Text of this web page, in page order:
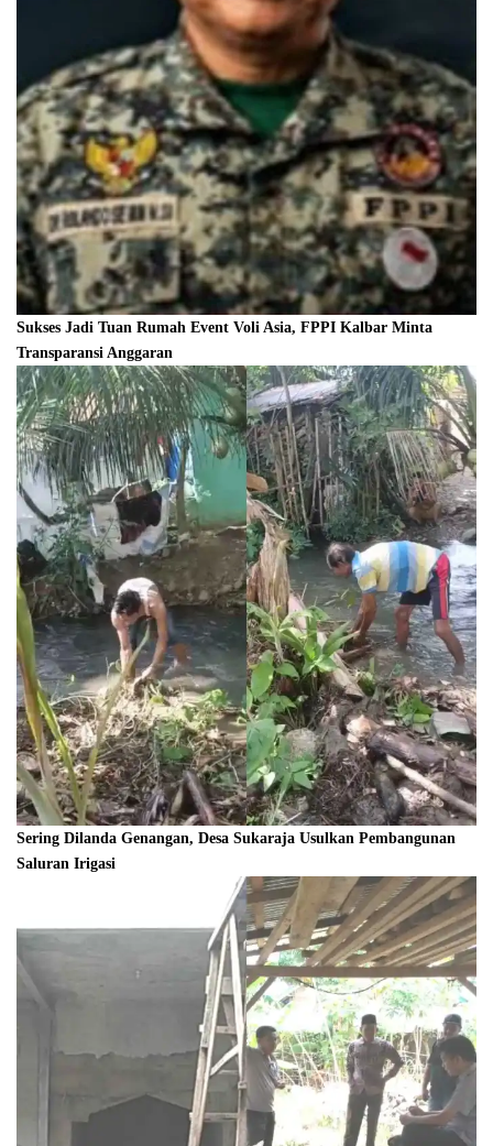
Sukses Jadi Tuan Rumah Event Voli Asia, FPPI Kalbar Minta
Transparansi Anggaran
Sering Dilanda Genangan, Desa Sukaraja Usulkan Pembangunan
Saluran Irigasi